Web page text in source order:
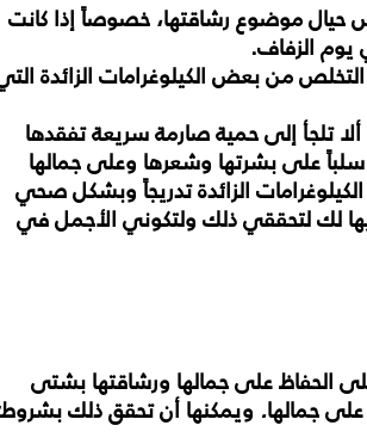
حيالموضوع رشاقتها، خصوصاًإذا كانت
يوم الزفاف.
التخلصمنبعض الكيلوغرامات الزائدة
ألا تلجأإلىحميةصارمةسريعةتفقدها
سلباًعلىبشرتها وشعرها وعلىجمالها
الكيلوغرامات الزائدةتدريجاً وبشكلصحي
لكلتحققيذلك ولتكوني الأجملفي
الحفاظعلىجمالها ورشاقتها بشتى
علىجمالها. ويمكنها أنتحققذلكبشروط